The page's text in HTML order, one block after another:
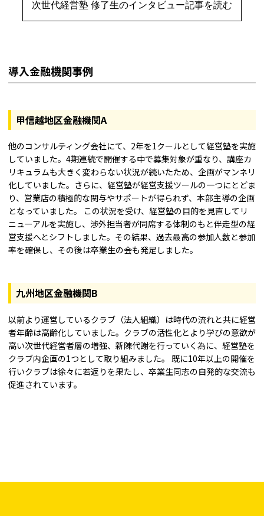
次世代経営塾 修了生のインタビュー記事を読む
導入金融機関事例
甲信越地区金融機関A
他のコンサルティング会社にて、2年を1クールとして経営塾を実施
していました。4期連続で開催する中で募集対象が重なり、講座カ
リキュラムも大きく変わらない状況が続いたため、企画がマンネリ
化していました。さらに、経営塾が経営支援ツールの一つにとどま
り、営業店の積極的な関与やサポートが得られず、本部主導の企画
となっていました。 この状況を受け、経営塾の目的を見直してリ
ニューアルを実施し、渉外担当者が同席する体制のもと伴走型の経
営支援へとシフトしました。その結果、過去最高の参加人数と参加
率を確保し、その後は卒業生の会も発足しました。
九州地区金融機関B
以前より運営しているクラブ（法人組織）は時代の流れと共に経営
者年齢は高齢化していました。クラブの活性化とより学びの意欲が
高い次世代経営者層の増強、新陳代謝を行っていく為に、経営塾を
クラブ内企画の1つとして取り組みました。 既に10年以上の開催を
行いクラブは徐々に若返りを果たし、卒業生同志の自発的な交流も
促進されています。